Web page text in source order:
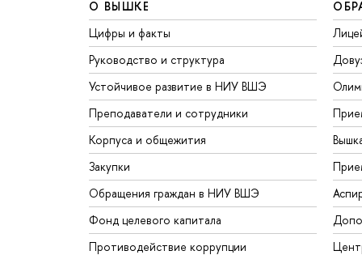
О ВЫШКЕ
Цифры и факты
Руководство и структура
Устойчивое развитие в НИУ ВШЭ
Преподаватели и сотрудники
Корпуса и общежития
Закупки
Обращения граждан в НИУ ВШЭ
Фонд целевого капитала
Противодействие коррупции